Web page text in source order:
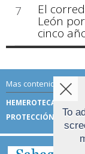
7
El
León
cinco
Mas contenido de
HEMEROTECA
PROTECCIÓN DETo